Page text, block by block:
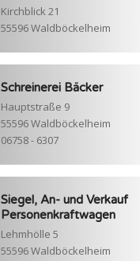
Kirchblick 21
55596 Waldböckelheim
Schreinerei Bäcker
Hauptstraße 9
55596 Waldböckelheim
06758 - 6307
Siegel, An- und Verkauf
Personenkraftwagen
Lehmhölle 5
55596 Waldböckelheim